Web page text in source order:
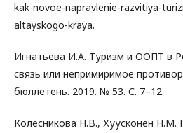
kak-novoe-napravlenie-razvitiya-
altayskogo-kraya.
Игнатьева И.А. Туризм и ООПТ в
связь или непримиримое
бюллетень. 2019. № 53. С. 7–12.
Колесникова Н.В., Хуусконен Н.М.